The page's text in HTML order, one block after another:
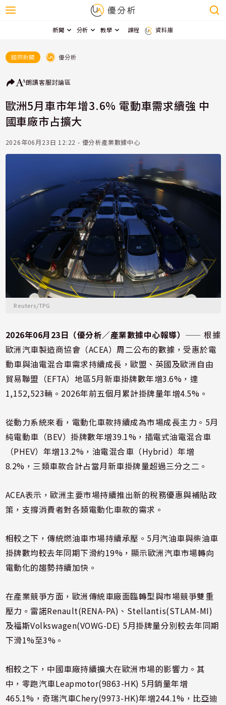
新聞 分析 教學 課程 資料庫
國際新聞 優分析
朗讀客服討論區
歐洲5月車市年增3.6% 電動車需求續強 中
國車廠市占擴大
2026年06月23日 12:22 - 優分析產業數據中心
Reuters/TPG
2026年06月23日（優分析／產業數據中心報導） ⸺ 根據
歐洲汽車製造商協會（ACEA）周二公布的數據，受惠於電
動車與油電混合車需求持續成長，歐盟、英國及歐洲自由
貿易聯盟（EFTA）地區5月新車掛牌數年增3.6%，達
1,152,523輛。2026年前五個月累計掛牌量年增4.5%。
從動力系統來看，電動化車款持續成為市場成長主力。5月
純電動車（BEV）掛牌數年增39.1%，插電式油電混合車
（PHEV）年增13.2%，油電混合車（Hybrid）年增
8.2%，三類車款合計占當月新車掛牌量超過三分之二。
ACEA表示，歐洲主要市場持續推出新的稅務優惠與補貼政
策，支撐消費者對各類電動化車款的需求。
相較之下，傳統燃油車市場持續承壓。5月汽油車與柴油車
掛牌數均較去年同期下滑約19%，顯示歐洲汽車市場轉向
電動化的趨勢持續加快。
在產業競爭方面，歐洲傳統車廠面臨轉型與市場競爭雙重
壓力。雷諾Renault(RENA-PA)、Stellantis(STLAM-MI)
及福斯Volkswagen(VOWG-DE) 5月掛牌量分別較去年同期
下滑1%至3%。
相較之下，中國車廠持續擴大在歐洲市場的影響力。其
中，零跑汽車Leapmotor(9863-HK) 5月銷量年增
465.1%，奇瑞汽車Chery(9973-HK)年增244.1%，比亞迪